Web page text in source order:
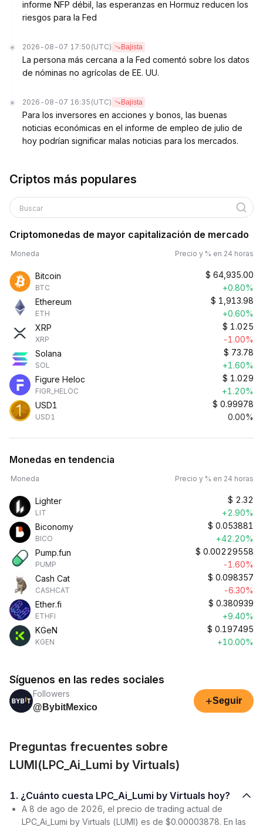
informe NFP débil, las esperanzas en Hormuz reducen los
riesgos para la Fed
2026-08-07 17:50 (UTC) Bajista
La persona más cercana a la Fed comentó sobre los datos
de nóminas no agrícolas de EE. UU.
2026-08-07 16:35 (UTC) Bajista
Para los inversores en acciones y bonos, las buenas
noticias económicas en el informe de empleo de julio de
hoy podrían significar malas noticias para los mercados.
Criptos más populares
Buscar
Criptomonedas de mayor capitalización de mercado
Moneda Precio y % en 24 horas
Bitcoin
BTC
$ 64,935.00
+0.80%
Ethereum
ETH
$ 1,913.98
+0.60%
XRP
XRP
$ 1.025
-1.00%
Solana
SOL
$ 73.78
+1.60%
Figure Heloc
FIGR_HELOC
$ 1.029
+1.20%
USD1
USD1
$ 0.99978
0.00%
Monedas en tendencia
Moneda Precio y % en 24 horas
Lighter
LIT
$ 2.32
+2.90%
Biconomy
BICO
$ 0.053881
+42.20%
Pump.fun
PUMP
$ 0.00229558
-1.60%
Cash Cat
CASHCAT
$ 0.098357
-6.30%
Ether.fi
ETHFI
$ 0.380939
+9.40%
KGeN
KGEN
$ 0.197495
+10.00%
Síguenos en las redes sociales
Followers
@BybitMexico
+Seguir
Preguntas frecuentes sobre
LUMI(LPC_Ai_Lumi by Virtuals)
1. ¿Cuánto cuesta LPC_Ai_Lumi by Virtuals hoy?
A 8 de ago de 2026, el precio de trading actual de
LPC_Ai_Lumi by Virtuals (LUMI) es de $0.00003878. En las